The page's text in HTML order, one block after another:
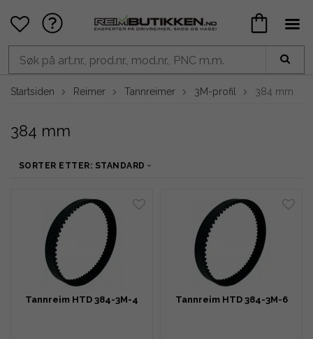
Startsiden Reimer Tannreimer 3M-profil 384 mm
384 mm
SORTER ETTER: STANDARD
Tannreim HTD 384-3M-4 Tannreim HTD 384-3M-6